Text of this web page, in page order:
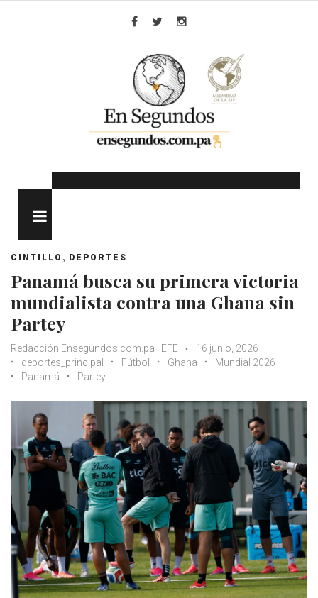
CINTILLO , DEPORTES
Panamá busca su primera victoria
mundialista contra una Ghana sin
Partey
Redacción Ensegundos.com.pa | EFE
16 junio, 2026
deportes_principal
Fútbol Ghana
Mundial 2026
Panamá
Partey